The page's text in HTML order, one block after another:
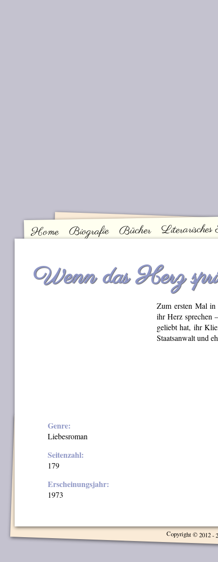
Hauptmenü
Home Biografie Bücher
Wenn das Herz
Zum ersten Mal in
ihr Herz sprechen
geliebt hat, ihr
Staatsanwalt und
Genre:
Liebesroman
Seitenzahl:
179
Erscheinungsjahr:
1973
Copyright © 2012 -